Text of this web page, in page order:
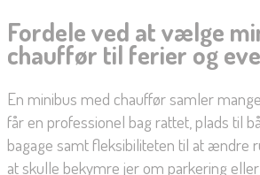
Fordele ved at vælge
chauffør til ferier og
En minibus med chauffør samler
får en professionel bag rattet, plads til
bagage samt fleksibiliteten til at ændre
at skulle bekymre jer om parkering